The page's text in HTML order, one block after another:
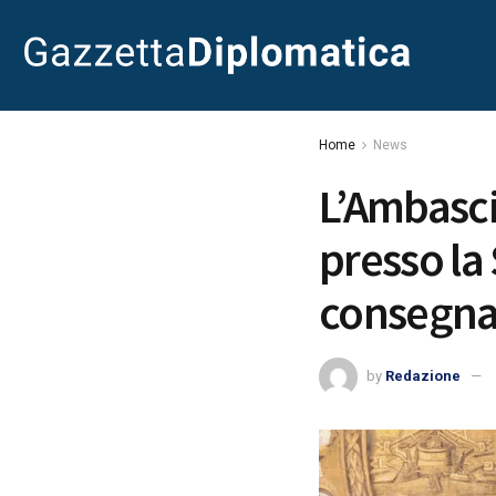
Home News
presso
by Redazione